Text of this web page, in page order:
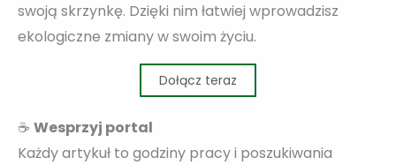
swoją skrzynkę. Dzięki nim łatwiej wprowadzisz
ekologiczne zmiany w swoim życiu.
Dołącz teraz
☕ Wesprzyj portal
Każdy artykuł to godziny pracy i poszukiwania